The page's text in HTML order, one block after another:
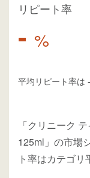
リピート率
- %
平均リピート率は -
「クリニーク
125ml」の市場
ト率はカテゴリ